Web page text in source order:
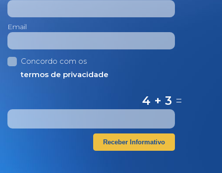
Email
Concordo com os
termos de privacidade
4 + 3 =
Receber Informativo